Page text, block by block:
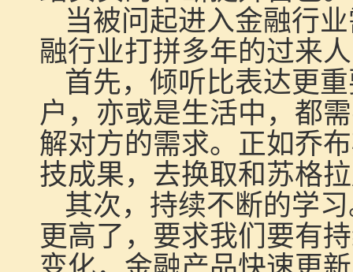
当被问起进入金融行
融行业打拼多年的过来
首先，倾听比表达更
户，亦或是生活中，都
解对方的需求。正如乔
技成果，去换取和苏格
其次，持续不断的学
更高了，要求我们要有